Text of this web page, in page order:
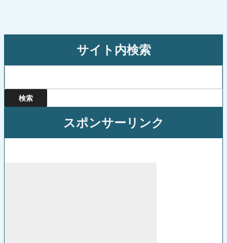
サイト内検索
スポンサーリンク